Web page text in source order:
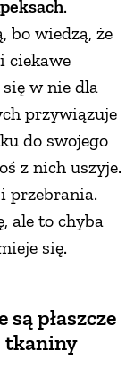
.
bo wiedzą, że
ciekawe
w nie dla
przywiązuje
do swojego
z nich uszyje.
przebrania.
ale to chyba
się.
płaszcze
tkaniny